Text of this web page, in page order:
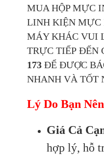
MUA HỘP MỰC
LINH KIỆN MỰC
MÁY KHÁC VUI
TRỰC TIẾP ĐẾN
173 ĐỂ ĐƯỢC
NHANH VÀ TỐT
Lý Do Bạn
Giá Cả
hợp lý, hỗ